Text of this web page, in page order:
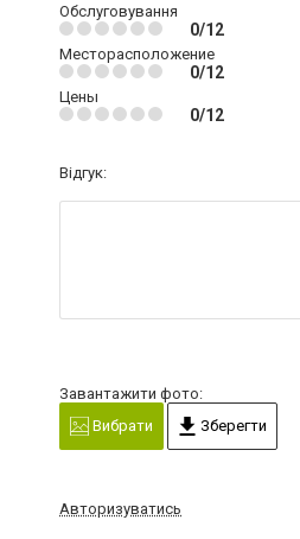
Обслуговування
0/12
Месторасположение
0/12
Цены
0/12
Відгук:
Завантажити фото:
Вибрати
Зберегти
Авторизуватись